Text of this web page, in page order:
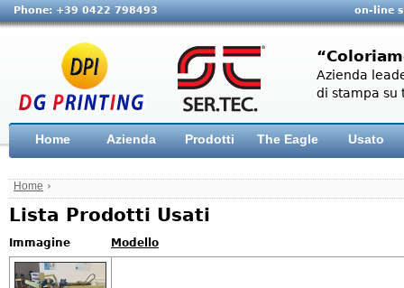
Phone: +39 0422 798493 on-line
Azienda
di stampa su
Home Azienda Prodotti The Eagle Usato
Home ›
Lista Prodotti Usati
Immagine Modello